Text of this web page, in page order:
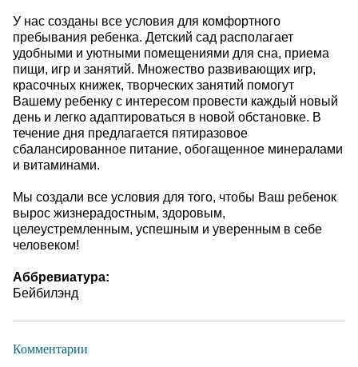
У нас созданы все условия для комфортного
пребывания ребенка. Детский сад располагает
удобными и уютными помещениями для сна, приема
пищи, игр и занятий. Множество развивающих игр,
красочных книжек, творческих занятий помогут
Вашему ребенку с интересом провести каждый новый
день и легко адаптироваться в новой обстановке. В
течение дня предлагается пятиразовое
сбалансированное питание, обогащенное минералами
и витаминами.
Мы создали все условия для того, чтобы Ваш ребенок
вырос жизнерадостным, здоровым,
целеустремленным, успешным и уверенным в себе
человеком!
Аббревиатура:
Бейбилэнд
Комментарии